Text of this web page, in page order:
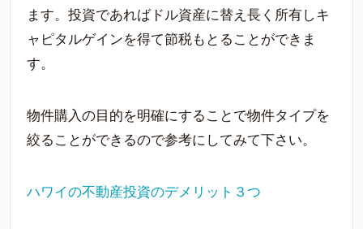
ます。投資であればドル資産に替え長く所有しキ
ャピタルゲインを得て節税もとることができま
す。
物件購入の目的を明確にすることで物件タイプを
絞ることができるので参考にしてみて下さい。
ハワイの不動産投資のデメリット３つ